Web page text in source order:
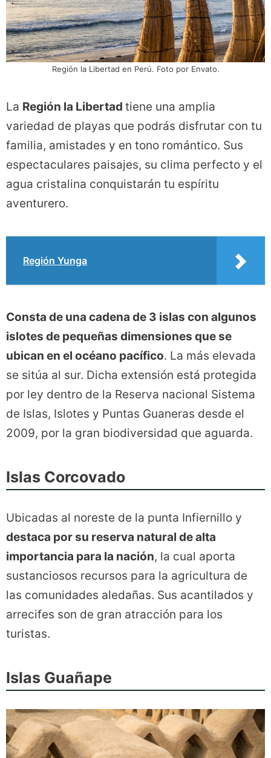
Región la Libertad en Perú. Foto por Envato.
La Región la Libertad tiene una amplia
variedad de playas que podrás disfrutar con tu
familia, amistades y en tono romántico. Sus
espectaculares paisajes, su clima perfecto y el
agua cristalina conquistarán tu espíritu
aventurero.
Región Yunga
Consta de una cadena de 3 islas con algunos
islotes de pequeñas dimensiones que se
ubican en el océano pacífico. La más elevada
se sitúa al sur. Dicha extensión está protegida
por ley dentro de la Reserva nacional Sistema
de Islas, Islotes y Puntas Guaneras desde el
2009, por la gran biodiversidad que aguarda.
Islas Corcovado
Ubicadas al noreste de la punta Infiernillo y
destaca por su reserva natural de alta
importancia para la nación, la cual aporta
sustanciosos recursos para la agricultura de
las comunidades aledañas. Sus acantilados y
arrecifes son de gran atracción para los
turistas.
Islas Guañape